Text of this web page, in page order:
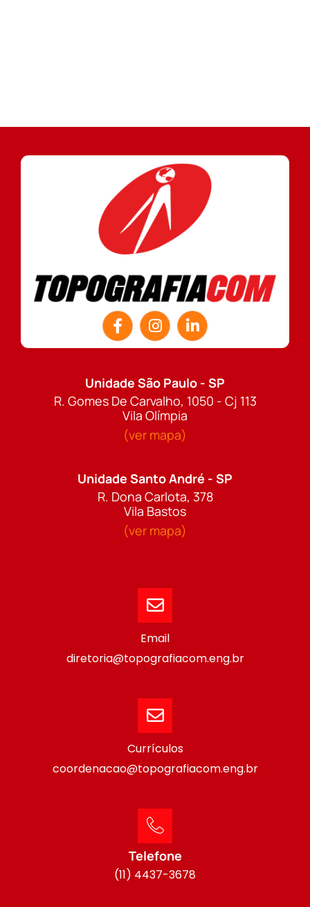
Unidade São Paulo - SP
R. Gomes De Carvalho, 1050 - Cj 113
Vila Olímpia
(ver mapa)
Unidade Santo André - SP
R. Dona Carlota, 378
Vila Bastos
(ver mapa)
Email
diretoria@topografiacom.eng.br
Currículos
coordenacao@topografiacom.eng.br
Telefone
(11) 4437-3678